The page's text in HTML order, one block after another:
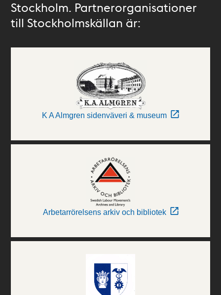
Stockholm. Partnerorganisationer
till Stockholmskällan är:
K A Almgren sidenväveri & museum
Arbetarrörelsens arkiv och bibliotek